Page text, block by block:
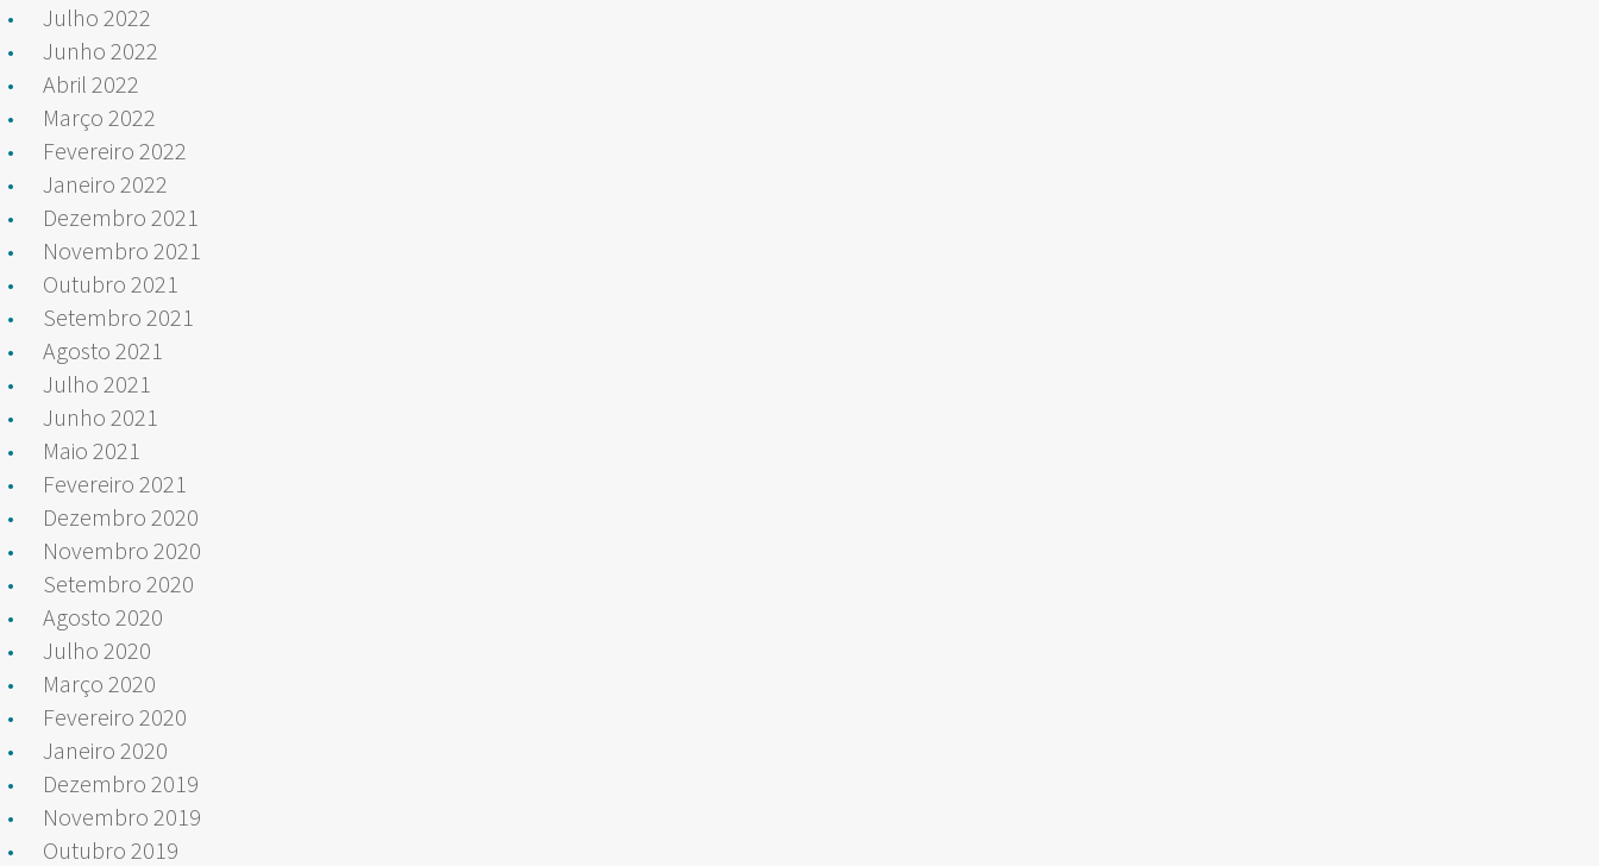
Julho 2022
Junho 2022
Abril 2022
Março 2022
Fevereiro 2022
Janeiro 2022
Dezembro 2021
Novembro 2021
Outubro 2021
Setembro 2021
Agosto 2021
Julho 2021
Junho 2021
Maio 2021
Fevereiro 2021
Dezembro 2020
Novembro 2020
Setembro 2020
Agosto 2020
Julho 2020
Março 2020
Fevereiro 2020
Janeiro 2020
Dezembro 2019
Novembro 2019
Outubro 2019